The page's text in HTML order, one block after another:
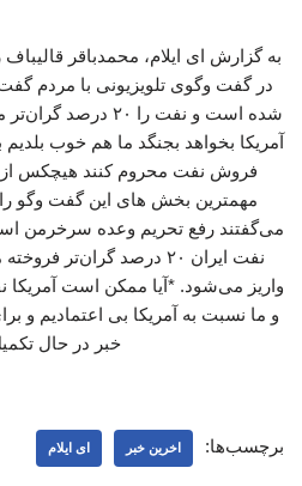
به گزارش ای ایلام، محمدباقر
در گفت وگوی تلویزیونی با مردم
شده است و نفت را ۲۰
آمریکا بخواهد بجنگد ما هم خوب بلدیم
فروش نفت محروم کنند هیچکس از
مهمترین بخش های این گفت وگو را
می‌گفتند رفع تحریم وعده سرخرمن
نفت ایران ۲۰ درصد
واریز می‌شود. *آیا ممکن است
و ما نسبت به آمریکا بی اعتمادیم و
خبر در حال
برچسب‌ها: اخرین خبر ای ایلام